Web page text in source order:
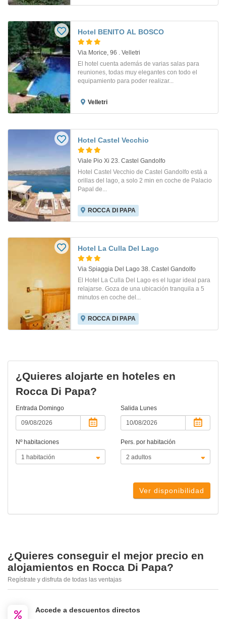
Hotel BENITO AL BOSCO
Via Morice, 96 . Velletri
El hotel cuenta además de varias salas para
reuniones, todas muy elegantes con todo el
equipamiento para poder realizar...
Velletri
Hotel Castel Vecchio
Viale Pio Xi 23. Castel Gandolfo
Hotel Castel Vecchio de Castel Gandolfo está a
orillas del lago, a solo 2 min en coche de Palacio
Papal de...
ROCCA DI PAPA
Hotel La Culla Del Lago
Via Spiaggia Del Lago 38. Castel Gandolfo
El Hotel La Culla Del Lago es el lugar ideal para
relajarse. Goza de una ubicación tranquila a 5
minutos en coche del...
ROCCA DI PAPA
¿Quieres alojarte en hoteles en
Rocca Di Papa?
Entrada Domingo Salida Lunes
Nº habitaciones Pers. por habitación
Ver disponibilidad
¿Quieres conseguir el mejor precio en
alojamientos en Rocca Di Papa?
Regístrate y disfruta de todas las ventajas
Accede a descuentos directos